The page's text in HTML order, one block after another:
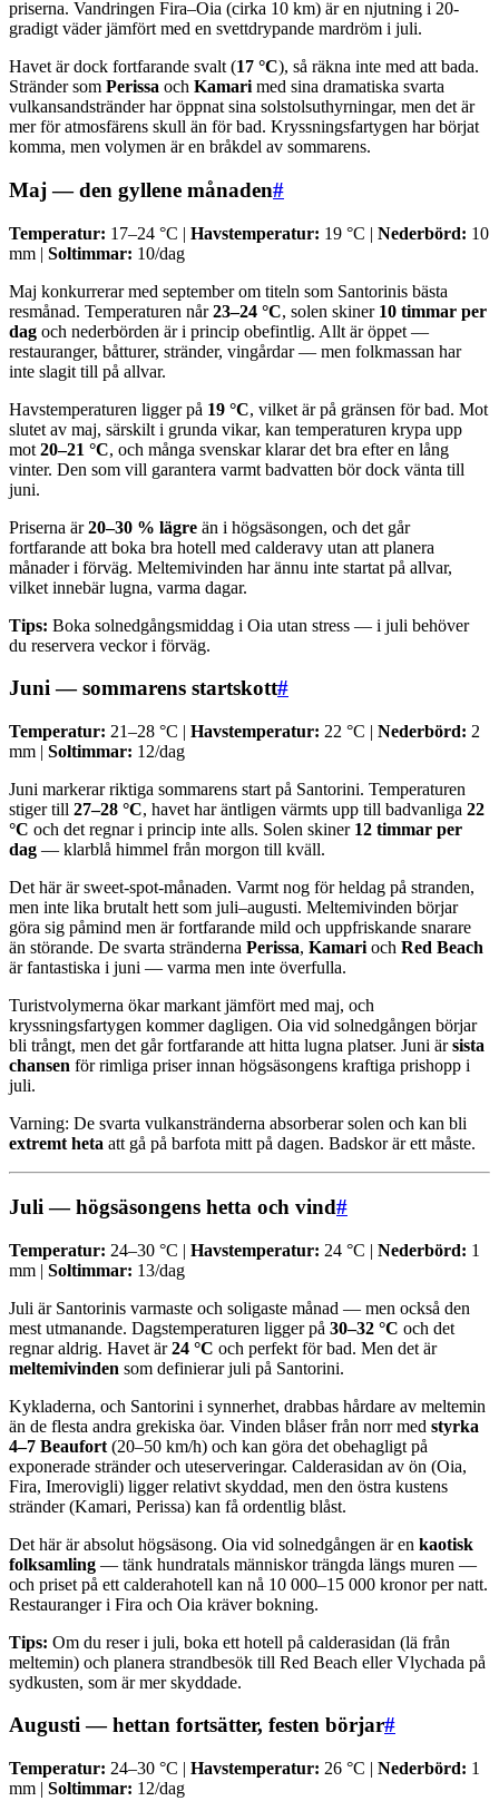
priserna. Vandringen Fira–Oia (cirka 10 km) är en njutning i 20-
gradigt väder jämfört med en svettdrypande mardröm i juli.
Havet är dock fortfarande svalt (17 °C), så räkna inte med att bada.
Stränder som Perissa och Kamari med sina dramatiska svarta
vulkansandstränder har öppnat sina solstolsuthyrningar, men det är
mer för atmosfärens skull än för bad. Kryssningsfartygen har börjat
komma, men volymen är en bråkdel av sommarens.
Maj — den gyllene månaden#
Temperatur: 17–24 °C | Havstemperatur: 19 °C | Nederbörd: 10
mm | Soltimmar: 10/dag
Maj konkurrerar med september om titeln som Santorinis bästa
resmånad. Temperaturen når23–24 °C, solen skiner 10 timmar per
dag och nederbörden är i princip obefintlig. Allt är öppet —
restauranger, båtturer, stränder, vingårdar — men folkmassan har
inte slagit till på allvar.
Havstemperaturen ligger på 19 °C, vilket är på gränsen för bad. Mot
slutet av maj, särskilt i grunda vikar, kan temperaturen krypa upp
mot 20–21 °C, och många svenskar klarar det bra efter en lång
vinter. Den som vill garantera varmt badvatten bör dock vänta till
juni.
Priserna är20–30 % lägre än i högsäsongen, och det går
fortfarande att boka bra hotell med calderavy utan att planera
månader i förväg. Meltemivinden har ännu inte startat på allvar,
vilket innebär lugna, varma dagar.
Tips: Boka solnedgångsmiddag i Oia utan stress — i juli behöver
du reservera veckor i förväg.
Juni — sommarens startskott#
Temperatur: 21–28 °C | Havstemperatur: 22 °C | Nederbörd: 2
mm | Soltimmar: 12/dag
Juni markerar riktiga sommarens start på Santorini. Temperaturen
stiger till 27–28 °C, havet har äntligen värmts upp till badvanliga 22
°C och det regnar i princip inte alls. Solen skiner 12 timmar per
dag — klarblå himmel från morgon till kväll.
Det här är sweet-spot-månaden. Varmt nog för heldag på stranden,
men inte lika brutalt hett som juli–augusti. Meltemivinden börjar
göra sig påmind men är fortfarande mild och uppfriskande snarare
än störande. De svarta stränderna Perissa, Kamari och Red Beach
är fantastiska i juni — varma men inte överfulla.
Turistvolymerna ökar markant jämfört med maj, och
kryssningsfartygen kommer dagligen. Oia vid solnedgången börjar
bli trångt, men det går fortfarande att hitta lugna platser. Juni ärsista
chansen för rimliga priser innan högsäsongens kraftiga prishopp i
juli.
Varning: De svarta vulkanstränderna absorberar solen och kan bli
extremt heta att gå på barfota mitt på dagen. Badskor är ett måste.
Juli — högsäsongens hetta och vind#
Temperatur: 24–30 °C | Havstemperatur: 24 °C | Nederbörd: 1
mm | Soltimmar: 13/dag
Juli är Santorinis varmaste och soligaste månad — men också den
mest utmanande. Dagstemperaturen ligger på 30–32 °C och det
regnar aldrig. Havet är24 °C och perfekt för bad. Men det är
meltemivinden som definierar juli på Santorini.
Kykladerna, och Santorini i synnerhet, drabbas hårdare av meltemin
än de flesta andra grekiska öar. Vinden blåser från norr med styrka
4–7 Beaufort (20–50 km/h) och kan göra det obehagligt på
exponerade stränder och uteserveringar. Calderasidan av ön (Oia,
Fira, Imerovigli) ligger relativt skyddad, men den östra kustens
stränder (Kamari, Perissa) kan få ordentlig blåst.
Det här är absolut högsäsong. Oia vid solnedgången är en kaotisk
folksamling — tänk hundratals människor trängda längs muren —
och priset på ett calderahotell kan nå 10 000–15 000 kronor per natt.
Restauranger i Fira och Oia kräver bokning.
Tips: Om du reser i juli, boka ett hotell på calderasidan (lä från
meltemin) och planera strandbesök till Red Beach eller Vlychada på
sydkusten, som är mer skyddade.
Augusti — hettan fortsätter, festen börjar#
Temperatur: 24–30 °C | Havstemperatur: 26 °C | Nederbörd: 1
mm | Soltimmar: 12/dag